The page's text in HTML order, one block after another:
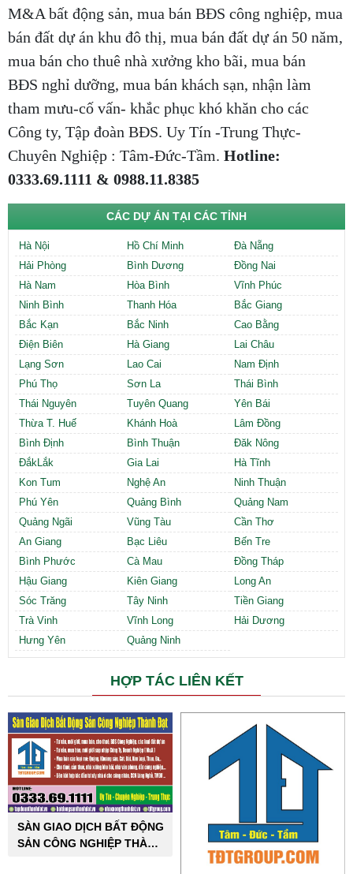
M&A bất động sản, mua bán BĐS công nghiệp, mua
bán đất dự án khu đô thị, mua bán đất dự án 50 năm,
mua bán cho thuê nhà xưởng kho bãi, mua bán
BĐS nghỉ dưỡng, mua bán khách sạn, nhận làm
tham mưu-cố vấn- khắc phục khó khăn cho các
Công ty, Tập đoàn BĐS. Uy Tín -Trung Thực-
Chuyên Nghiệp : Tâm-Đức-Tầm. Hotline:
0333.69.1111 & 0988.11.8385
CÁC DỰ ÁN TẠI CÁC TỈNH
Hà Nội Hồ Chí Minh
Đà Nẵng
Hải Phòng
Bình Dương
Đồng Nai
Hà Nam
Hòa Bình
Vĩnh Phúc
Ninh Bình
Thanh Hóa
Bắc Giang
Bắc Kạn
Bắc Ninh
Cao Bằng
Điện Biên
Hà Giang
Lai Châu
Lạng Sơn
Lao Cai
Nam Định
Phú Thọ
Sơn La
Thái Bình
Thái Nguyên
Tuyên Quang
Yên Bái
Thừa T. Huế
Khánh Hoà
Lâm Đồng
Bình Định
Bình Thuận
Đăk Nông
ĐắkLắk
Gia Lai
Hà Tĩnh
Kon Tum
Nghệ An
Ninh Thuận
Phú Yên
Quảng Bình
Quảng Nam
Quảng Ngãi
Vũng Tàu
Cần Thơ
An Giang
Bạc Liêu
Bến Tre
Bình Phước
Cà Mau
Đồng Tháp
Hậu Giang
Kiên Giang
Long An
Sóc Trăng
Tây Ninh
Tiền Giang
Trà Vinh
Vĩnh Long
Hải Dương
Hưng Yên
Quảng Ninh
HỢP TÁC LIÊN KẾT
SÀN GIAO DỊCH BẤT ĐỘNG
SẢN CÔNG NGHIỆP THÀNH